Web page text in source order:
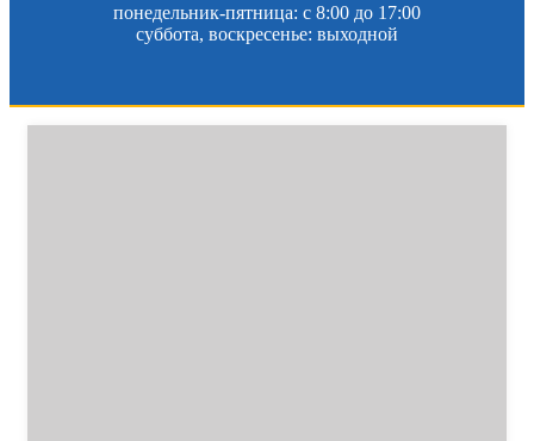
понедельник-пятница: c 8:00 до 17:00
суббота, воскресенье: выходной